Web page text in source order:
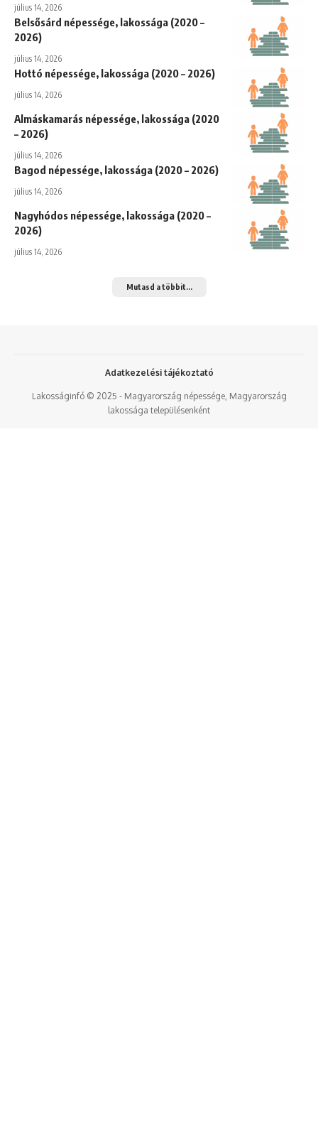
július 14, 2026
Belsősárd népessége, lakossága (2020 –
2026)
július 14, 2026
Hottó népessége, lakossága (2020 – 2026)
július 14, 2026
Almáskamarás népessége, lakossága (2020
– 2026)
július 14, 2026
Bagod népessége, lakossága (2020 – 2026)
július 14, 2026
Nagyhódos népessége, lakossága (2020 –
2026)
július 14, 2026
Mutasd a többit...
Lakosságinfó © 2025 - Magyarország népessége, Magyarország
lakossága településenként
Adatkezelési tájékoztató